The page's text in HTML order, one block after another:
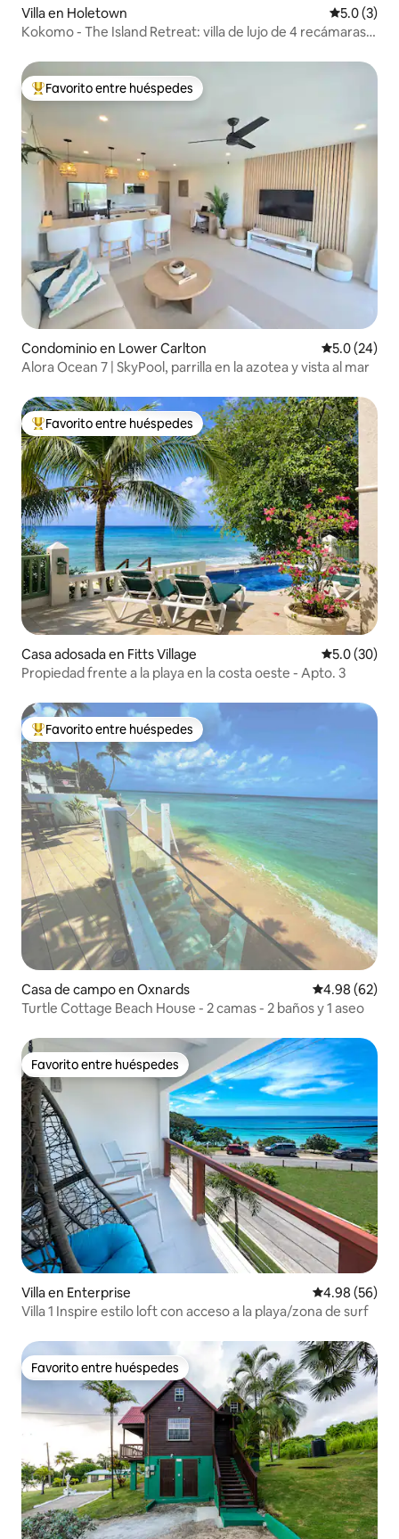
Villa en Holetown
5.0 (3)
Kokomo - The Island Retreat: villa de lujo de 4 recámaras
De los mejores en Favorito entre huéspedes
Favorito entre huéspedes
Condominio en Lower Carlton Calificación
5.0 (24)
Alora Ocean 7 | SkyPool, parrilla en la azotea y vista al mar
De los mejores en Favorito entre huéspedes
Favorito entre huéspedes
Casa adosada en Fitts Village Calificación
5.0 (30)
Propiedad frente a la playa en la costa oeste - Apto. 3
De los mejores en Favorito entre huéspedes
Favorito entre huéspedes
Casa de campo en Oxnards Calificación
4.98 (62)
Turtle Cottage Beach House - 2 camas - 2 baños y 1 aseo
Favorito entre huéspedes
Favorito entre huéspedes
Villa en Enterprise Calificación
4.98 (56)
Villa 1 Inspire estilo loft con acceso a la playa/zona de surf
Favorito entre huéspedes
Favorito entre huéspedes